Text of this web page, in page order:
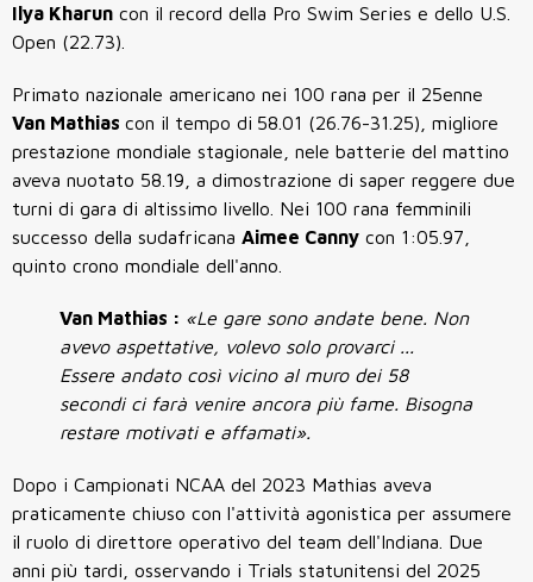
Ilya Kharun con il record della Pro Swim Series e dello U.S.
Open (22.73).
Primato nazionale americano nei 100 rana per il 25enne
Van Mathias con il tempo di 58.01 (26.76-31.25), migliore
prestazione mondiale stagionale, nele batterie del mattino
aveva nuotato 58.19, a dimostrazione di saper reggere due
turni di gara di altissimo livello. Nei 100 rana femminili
successo della sudafricana Aimee Canny con 1:05.97,
quinto crono mondiale dell'anno.
Van Mathias : «Le gare sono andate bene. Non
avevo aspettative, volevo solo provarci ...
Essere andato così vicino al muro dei 58
secondi ci farà venire ancora più fame. Bisogna
restare motivati e affamati».
Dopo i Campionati NCAA del 2023 Mathias aveva
praticamente chiuso con l'attività agonistica per assumere
il ruolo di direttore operativo del team dell'Indiana. Due
anni più tardi, osservando i Trials statunitensi del 2025